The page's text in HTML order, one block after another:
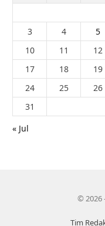
3
4 5
10
11 12
17
18 19
24
25 26
31
« Jul
© 2026
Tim